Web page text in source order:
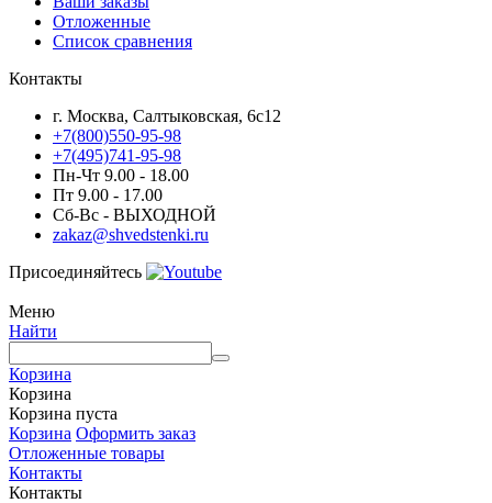
Отложенные
Список сравнения
Контакты
г. Москва, Салтыковская, 6с12
+7(800)550-95-98
+7(495)741-95-98
Пн-Чт 9.00 - 18.00
Пт 9.00 - 17.00
Сб-Вс - ВЫХОДНОЙ
zakaz@shvedstenki.ru
Присоединяйтесь
Меню
Найти
Корзина
Корзина
Корзина пуста
Корзина Оформить заказ
Отложенные товары
Контакты
Контакты